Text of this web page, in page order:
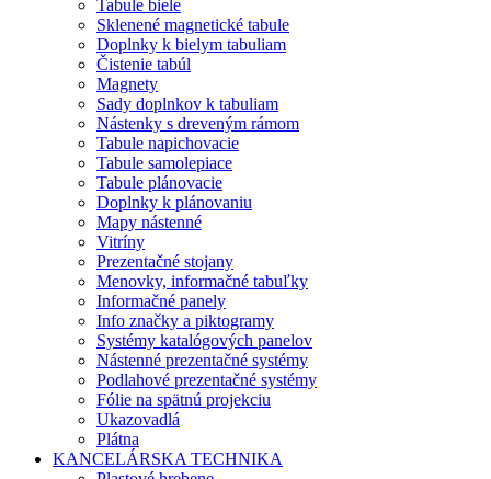
Tabule biele
Sklenené magnetické tabule
Doplnky k bielym tabuliam
Čistenie tabúl
Magnety
Sady doplnkov k tabuliam
Nástenky s dreveným rámom
Tabule napichovacie
Tabule samolepiace
Tabule plánovacie
Doplnky k plánovaniu
Mapy nástenné
Vitríny
Prezentačné stojany
Menovky, informačné tabuľky
Informačné panely
Info značky a piktogramy
Systémy katalógových panelov
Nástenné prezentačné systémy
Podlahové prezentačné systémy
Fólie na spätnú projekciu
Ukazovadlá
Plátna
KANCELÁRSKA TECHNIKA